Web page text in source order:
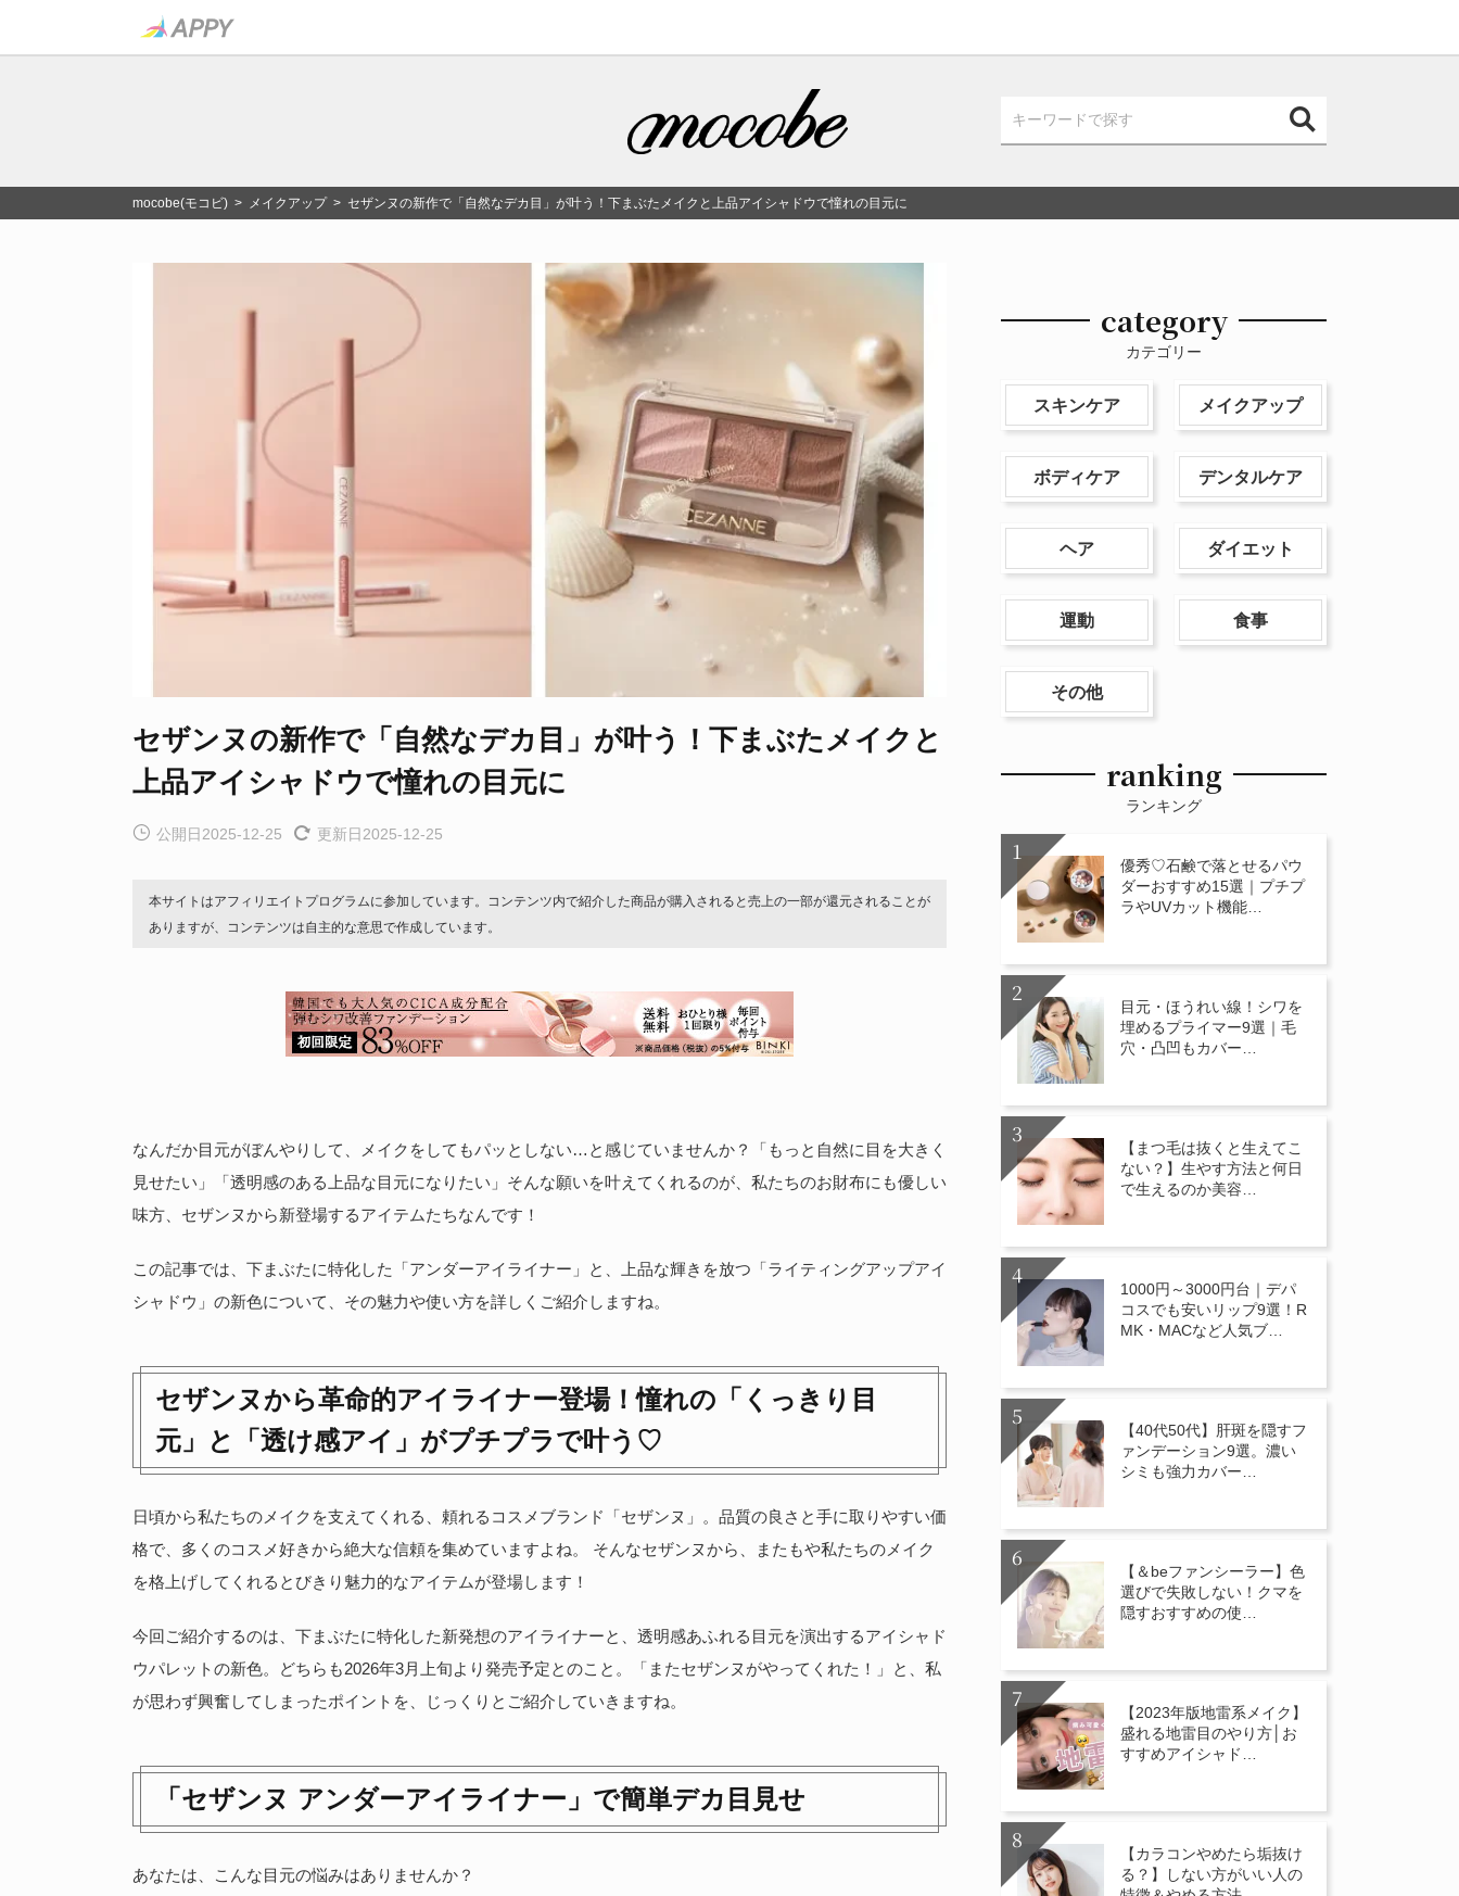
mocobe(モコビ) > メイクアップ> セザンヌの新作で「自然なデカ目」が叶う！下まぶたメイクと上品アイシャドウで憧れの目元に
セザンヌの新作で「自然なデカ目」が叶う！下まぶたメイクと
上品アイシャドウで憧れの目元に
公開日2025-12-25 更新日2025-12-25
本サイトはアフィリエイトプログラムに参加しています。コンテンツ内で紹介した商品が購入されると売上の一部が還元されることが
ありますが、コンテンツは自主的な意思で作成しています。
なんだか目元がぼんやりして、メイクをしてもパッとしない…と感じていませんか？「もっと自然に目を大きく
見せたい」「透明感のある上品な目元になりたい」そんな願いを叶えてくれるのが、私たちのお財布にも優しい
味方、セザンヌから新登場するアイテムたちなんです！
この記事では、下まぶたに特化した「アンダーアイライナー」と、上品な輝きを放つ「ライティングアップアイ
シャドウ」の新色について、その魅力や使い方を詳しくご紹介しますね。
セザンヌから革命的アイライナー登場！憧れの「くっきり目
元」と「透け感アイ」がプチプラで叶う♡
日頃から私たちのメイクを支えてくれる、頼れるコスメブランド「セザンヌ」。品質の良さと手に取りやすい価
格で、多くのコスメ好きから絶大な信頼を集めていますよね。 そんなセザンヌから、またもや私たちのメイク
を格上げしてくれるとびきり魅力的なアイテムが登場します！
今回ご紹介するのは、下まぶたに特化した新発想のアイライナーと、透明感あふれる目元を演出するアイシャド
ウパレットの新色。どちらも2026年3月上旬より発売予定とのこと。「またセザンヌがやってくれた！」と、私
が思わず興奮してしまったポイントを、じっくりとご紹介していきますね。
「セザンヌ アンダーアイライナー」で簡単デカ目見せ
あなたは、こんな目元の悩みはありませんか？
category
カテゴリー
スキンケア メイクアップ
ボディケア デンタルケア
ヘア ダイエット
運動 食事
その他
ranking
ランキング
優秀♡石鹸で落とせるパウ
ダーおすすめ15選｜プチプ
ラやUVカット機能…
目元・ほうれい線！シワを
埋めるプライマー9選｜毛
穴・凸凹もカバー…
【まつ毛は抜くと生えてこ
ない？】生やす方法と何日
で生えるのか美容…
1000円～3000円台｜デパ
コスでも安いリップ9選！R
MK・MACなど人気ブ…
【40代50代】肝斑を隠すフ
ァンデーション9選。濃い
シミも強力カバー…
【＆beファンシーラー】色
選びで失敗しない！クマを
隠すおすすめの使…
【2023年版地雷系メイク】
盛れる地雷目のやり方│お
すすめアイシャド…
【カラコンやめたら垢抜け
る？】しない方がいい人の